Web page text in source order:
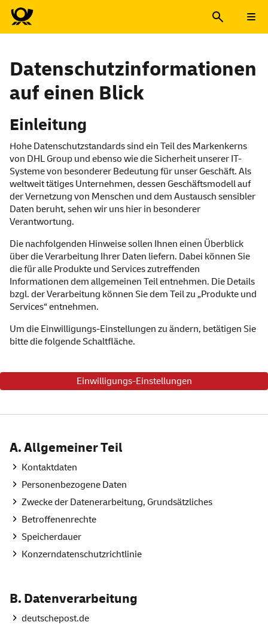
Datenschutzinformationen
auf einen Blick
Einleitung
Hohe Datenschutzstandards sind ein Teil des Markenkerns
von DHL Group und ebenso wie die Sicherheit unserer IT-
Systeme von besonderer Bedeutung für unser Geschäft. Als
weltweit tätiges Unternehmen, dessen Geschäftsmodell auf
der Vernetzung von Menschen und dem Austausch sensibler
Daten beruht, sehen wir uns hier in besonderer
Verantwortung.
Die nachfolgenden Hinweise sollen Ihnen einen Überblick
über die Verarbeitung Ihrer Daten liefern. Dabei können Sie
die für alle Produkte und Services zutreffenden
Informationen dem allgemeinen Teil entnehmen. Die Details
bzgl. der Verarbeitung können Sie dem Teil zu „Produkte und
Services“ entnehmen.
Um die Einwilligungs-Einstellungen zu ändern, betätigen Sie
bitte die folgende Schaltfläche.
Einwilligungs-Einstellungen
Inhalt
A. Allgemeiner Teil
Kontaktdaten
Personenbezogene Daten
Zwecke der Datenerarbeitung, Grundsätzliches
Betroffenenrechte
Speicherdauer
Konzerndatenschutzrichtlinie
B. Datenverarbeitung
deutschepost.de